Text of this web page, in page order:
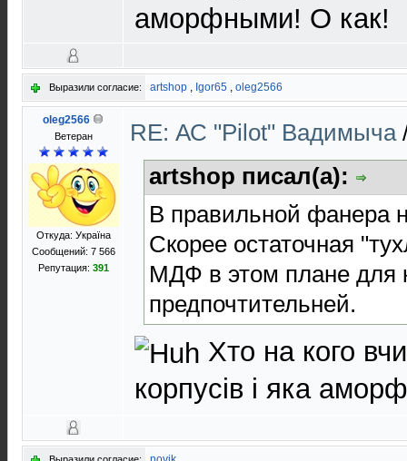
аморфными! О как!
Выразили согласие: artshop , Igor65 , oleg2566
oleg2566
Ветеран
Откуда: Україна
Сообщений: 7 566
Репутация: 391
RE: АС "Pilot" Вадимыча
artshop писал(а):
В правильной фанера
Скорее остаточная
МДФ в этом плане для
предпочтительней.
Хто на кого
корпусів і яка